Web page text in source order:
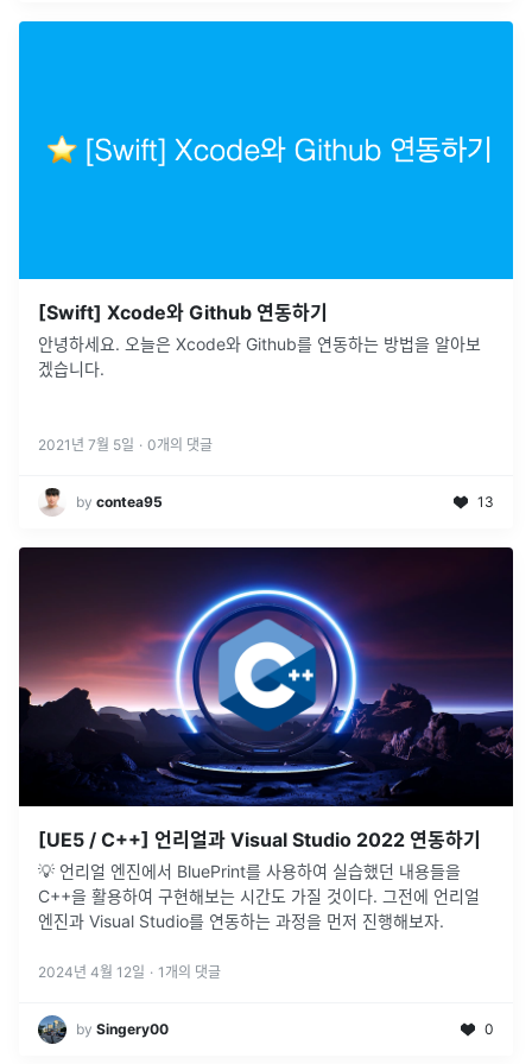
[Swift] Xcode와 Github 연동하기
안녕하세요. 오늘은 Xcode와 Github를 연동하는 방법을 알아보
겠습니다.
2021년 7월 5일 · 0개의 댓글
by contea95 13
[UE5 / C++] 언리얼과 Visual Studio 2022 연동하기
💡 언리얼 엔진에서 BluePrint를 사용하여 실습했던 내용들을
C++을 활용하여 구현해보는 시간도 가질 것이다. 그전에 언리얼
엔진과 Visual Studio를 연동하는 과정을 먼저 진행해보자.
2024년 4월 12일 · 1 개의 댓글
by Singery00 0